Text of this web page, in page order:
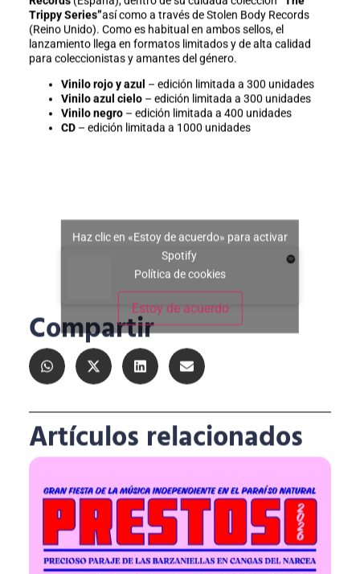
Trippy Series”así como a través de Stolen Body Records
(Reino Unido). Como es habitual en ambos sellos, el
lanzamiento llega en formatos limitados y de alta calidad
para coleccionistas y amantes del género.
Vinilo rojo y azul – edición limitada a 300 unidades
Vinilo azul cielo– edición limitada a 300 unidades
Vinilo negro– edición limitada a 400 unidades
CD– edición limitada a 1000 unidades
Haz clic en «Estoy de acuerdo» para activar
Spotify
Política de cookies
Estoy de acuerdo
Compartir
Artículos relacionados